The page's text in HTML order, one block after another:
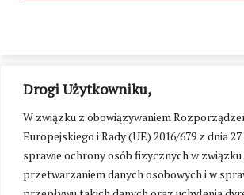
Drogi Użytkowniku,
W związku z obowiązywaniem
Europejskiego i Rady (UE) 2016/679 z dnia
sprawie ochrony osób fizycznych w związku
przetwarzaniem danych osobowych i w